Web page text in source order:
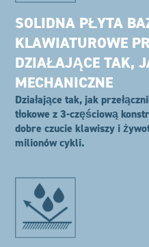
SOLIDNA PŁYTA
KLAWIATUROWE
DZIAŁAJĄCE TAK,
MECHANICZNE
Działające tak, jak
tłokowe z 3-częściową
dobre czucie klawiszy i
milionów cykli.